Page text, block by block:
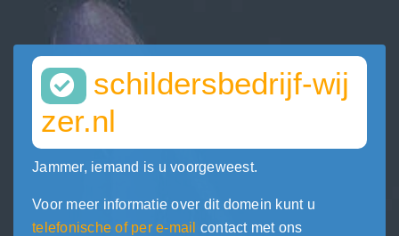
schildersbedrijf-wij
zer.nl
Jammer, iemand is u voorgeweest.
Voor meer informatie over dit domein kunt u
telefonische of per e-mail contact met ons